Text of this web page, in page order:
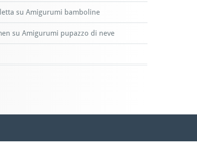
su Amigurumi bamboline
su Amigurumi pupazzo di neve